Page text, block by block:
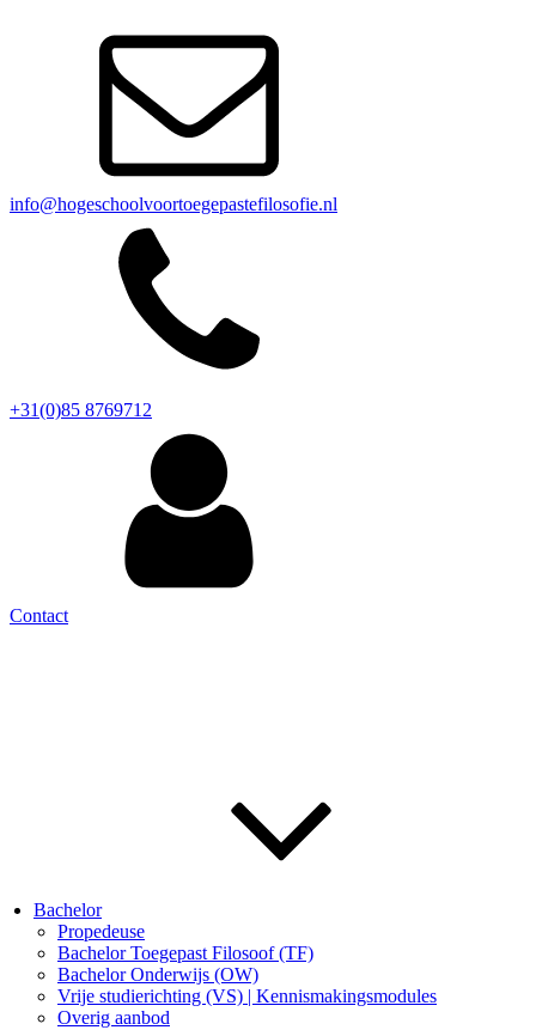
info@hogeschoolvoortoegepastefilosofie.nl
+31(0)85 8769712
Contact
Bachelor
Propedeuse
Bachelor Toegepast Filosoof (TF)
Bachelor Onderwijs (OW)
Vrije studierichting (VS) | Kennismakingsmodules
Overig aanbod